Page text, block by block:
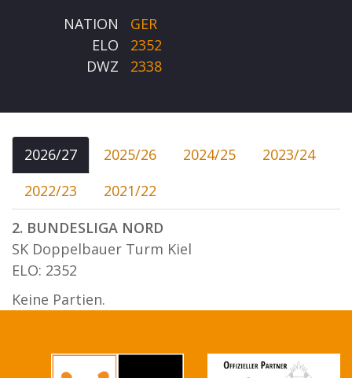
NATION
GER
ELO
2352
DWZ
2338
2026/27 2025/26 2024/25
2023/24
2022/23
2021/22
2. BUNDESLIGA NORD
SK Doppelbauer Turm Kiel
ELO: 2352
Keine Partien.